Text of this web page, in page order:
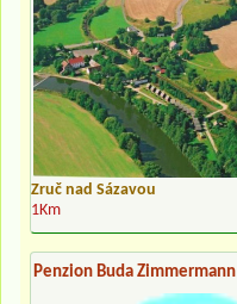
Zruč nad Sázavou
1Km
Penzion Buda Zimmermann